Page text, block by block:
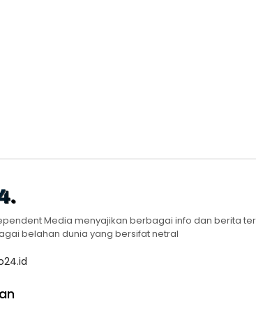
Media menyajikan berbagai info dan berita
belahan dunia yang bersifat netral